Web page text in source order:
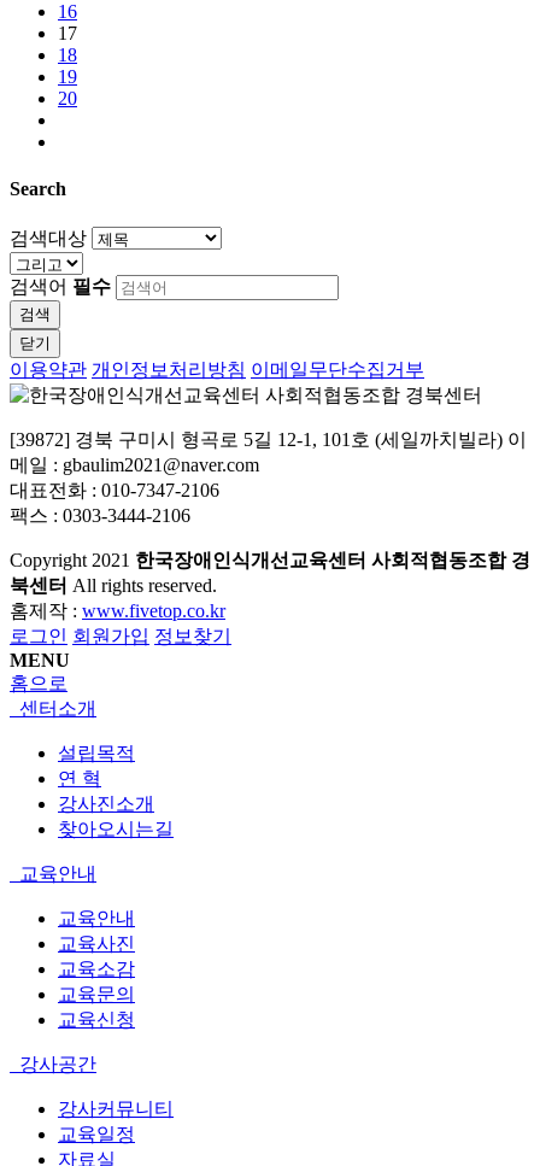
16
17
18
19
20
Search
검색대상
검색어 필수
검색
닫기
이용약관 개인정보처리방침 이메일무단수집거부
[39872] 경북 구미시 형곡로 5길 12-1, 101호 (세일까치빌라) 이
메일 : gbaulim2021@naver.com
대표전화 : 010-7347-2106
팩스 : 0303-3444-2106
Copyright 2021 한국장애인식개선교육센터 사회적협동조합 경
북센터 All rights reserved.
홈제작 : www.fivetop.co.kr
로그인 회원가입 정보찾기
MENU
홈으로
센터소개
설립목적
연 혁
강사진소개
찾아오시는길
교육안내
교육안내
교육사진
교육소감
교육문의
교육신청
강사공간
강사커뮤니티
교육일정
자료실